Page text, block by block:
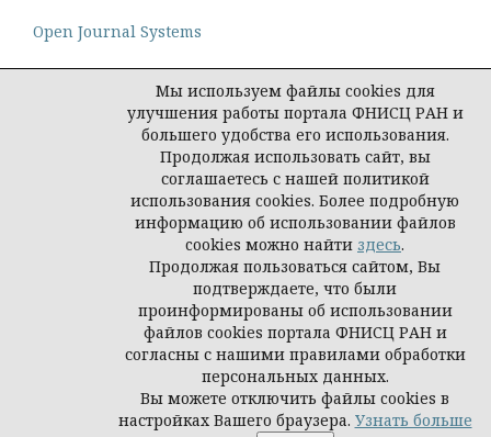
Open Journal Systems
Политика конфиденциальности персональных
© Социологическая наука и социальная практика,
Мы используем файлы cookies для
улучшения работы портала ФНИСЦ РАН и
большего удобства его использования.
Продолжая использовать сайт, вы
соглашаетесь с нашей политикой
использования cookies. Более подробную
информацию об использовании файлов
cookies можно найти здесь.
Продолжая пользоваться сайтом, Вы
подтверждаете, что были
проинформированы об использовании
файлов cookies портала ФНИСЦ РАН и
согласны с нашими правилами обработки
персональных данных.
Вы можете отключить файлы cookies в
настройках Вашего браузера. Узнать больше